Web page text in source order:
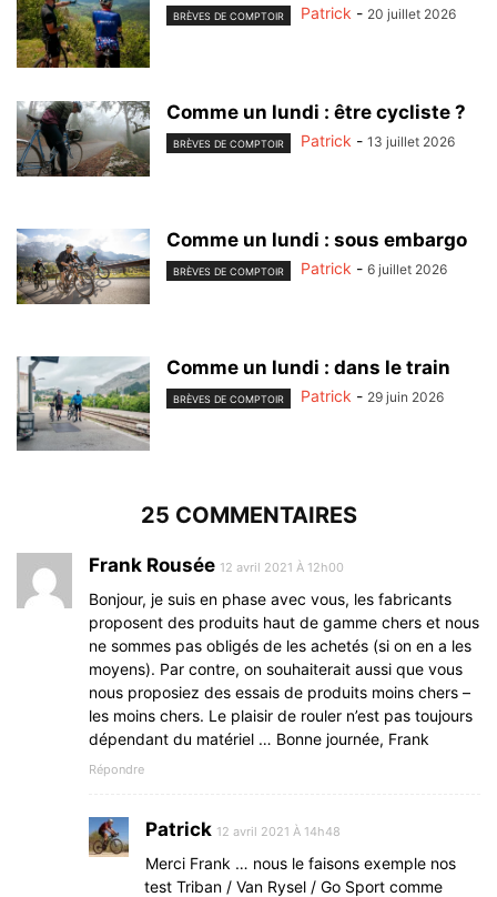
BRÈVES DE COMPTOIR Patrick - 20 juillet 2026
Comme un lundi : être cycliste ?
BRÈVES DE COMPTOIR Patrick - 13 juillet 2026
Comme un lundi : sous embargo
BRÈVES DE COMPTOIR Patrick - 6 juillet 2026
Comme un lundi : dans le train
BRÈVES DE COMPTOIR Patrick - 29 juin 2026
25 COMMENTAIRES
Frank Rousée 12 avril 2021 À 12h00
Bonjour, je suis en phase avec vous, les fabricants
proposent des produits haut de gamme chers et nous
ne sommes pas obligés de les achetés (si on en a les
moyens). Par contre, on souhaiterait aussi que vous
nous proposiez des essais de produits moins chers –
les moins chers. Le plaisir de rouler n’est pas toujours
dépendant du matériel … Bonne journée, Frank
Répondre
Patrick 12 avril 2021 À 14h48
Merci Frank … nous le faisons exemple nos
test Triban / Van Rysel / Go Sport comme